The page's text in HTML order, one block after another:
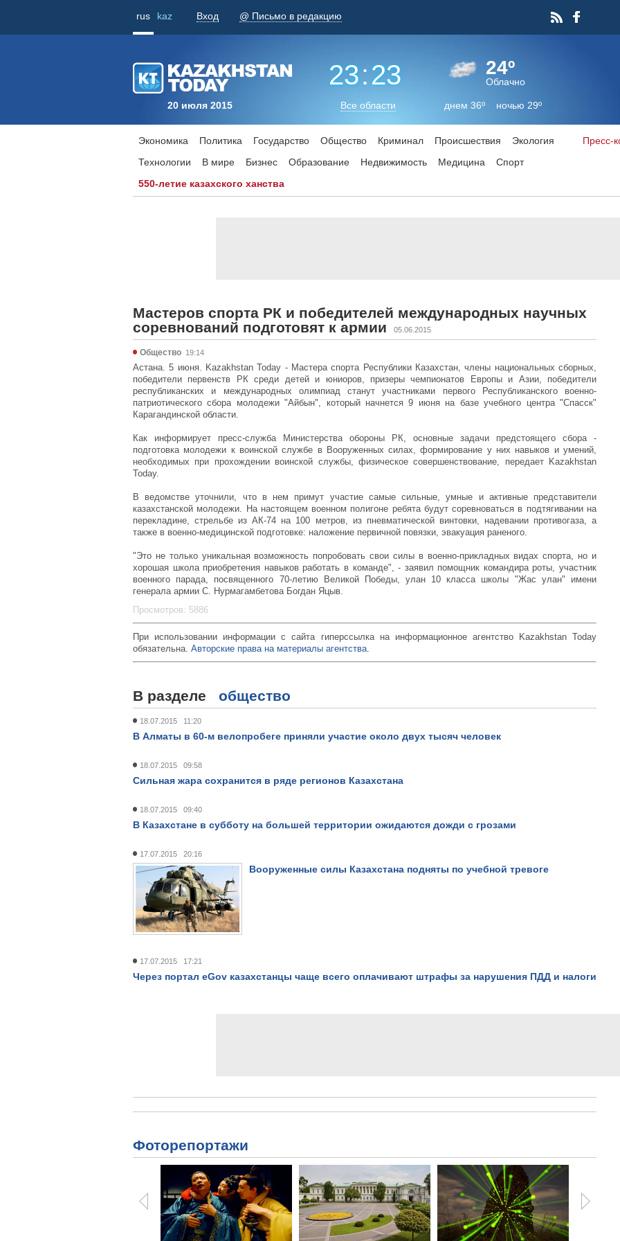
rus kaz Вход @ Письмо в редакцию
20 июля 2015
23:23
Все области
24º
Облачно
днем 36º ночью 29º
Экономика Политика Государство Общество Криминал Происшествия
Экология
Технологии
В мире Бизнес Образование Недвижимость Медицина
Спорт
550-летие казахского ханства
Пресс-
Мастеров спорта РК и победителей международных научных
соревнований подготовят к армии
05.06.2015
Общество 19:14
Астана. 5 июня. Kazakhstan Today - Мастера спорта Республики Казахстан, члены национальных сборных,
победители первенств РК среди детей и юниоров, призеры чемпионатов Европы и Азии, победители
республиканских и международных олимпиад станут участниками первого Республиканского военно-
патриотического сбора молодежи "Айбын", который начнется 9 июня на базе учебного центра "Спасск"
Карагандинской области.
Как информирует пресс-служба Министерства обороны РК, основные задачи предстоящего сбора -
подготовка молодежи к воинской службе в Вооруженных силах, формирование у них навыков и умений,
необходимых при прохождении воинской службы, физическое совершенствование, передает Kazakhstan
Today.
В ведомстве уточнили, что в нем примут участие самые сильные, умные и активные представители
казахстанской молодежи. На настоящем военном полигоне ребята будут соревноваться в подтягивании на
перекладине, стрельбе из АК-74 на 100 метров, из пневматической винтовки, надевании противогаза, а
также в военно-медицинской подготовке: наложение первичной повязки, эвакуация раненого.
"Это не только уникальная возможность попробовать свои силы в военно-прикладных видах спорта, но и
хорошая школа приобретения навыков работать в команде", - заявил помощник командира роты, участник
военного парада, посвященного 70-летию Великой Победы, улан 10 класса школы "Жас улан" имени
генерала армии С. Нурмагамбетова Богдан Яцыв.
Просмотров: 5886
При использовании информации с сайта гиперссылка на информационное агентство Kazakhstan Today
обязательна. Авторские права на материалы агентства.
В разделе общество
18.07.2015 11:20
В Алматы в 60-м велопробеге приняли участие около двух тысяч человек
18.07.2015 09:58
Сильная жара сохранится в ряде регионов Казахстана
18.07.2015 09:40
В Казахстане в субботу на большей территории ожидаются дожди с грозами
17.07.2015 20:16
Вооруженные силы Казахстана подняты по учебной тревоге
17.07.2015 17:21
Через портал eGov казахстанцы чаще всего оплачивают штрафы за нарушения ПДД и налоги
Фоторепортажи